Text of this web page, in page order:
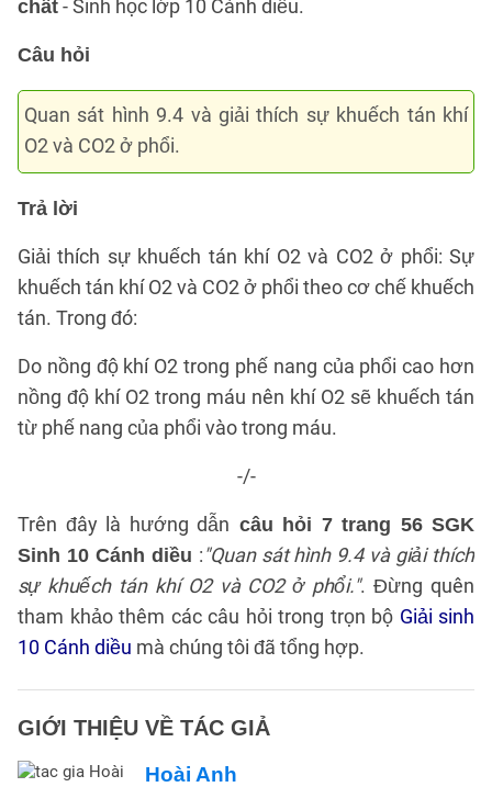
chất - Sinh học lớp 10 Cánh diều.
Câu hỏi
Quan sát hình 9.4 và giải thích sự khuếch tán khí
O2 và CO2 ở phổi.
Trả lời
Giải thích sự khuếch tán khí O2 và CO2 ở phổi: Sự
khuếch tán khí O2 và CO2 ở phổi theo cơ chế khuếch
tán. Trong đó:
Do nồng độ khí O2 trong phế nang của phổi cao hơn
nồng độ khí O2 trong máu nên khí O2 sẽ khuếch tán
từ phế nang của phổi vào trong máu.
-/-
Trên đây là hướng dẫn câu hỏi 7 trang 56 SGK
Sinh 10 Cánh diều :"Quan sát hình 9.4 và giải thích
sự khuếch tán khí O2 và CO2 ở phổi.". Đừng quên
tham khảo thêm các câu hỏi trong trọn bộ Giải sinh
10 Cánh diều mà chúng tôi đã tổng hợp.
GIỚI THIỆU VỀ TÁC GIẢ
Hoài Anh